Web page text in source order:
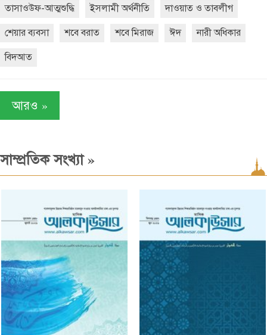
তাসাওউফ-আত্মশুদ্ধি ইসলামী অর্থনীতি দাওয়াত ও তাবলীগ
শেয়ার ব্যবসা শবে বরাত শবে মিরাজ ঈদ নারী অধিকার
বিদআত
আরও »
সাম্প্রতিক সংখ্যা»